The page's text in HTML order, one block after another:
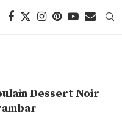
Dessert Noir